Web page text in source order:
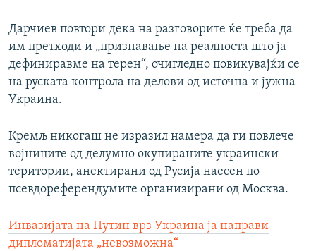
Дарчиев повтори дека на разговорите ќе треба да
им претходи и „признавање на реалноста што ја
дефиниравме на терен“, очигледно повикувајќи се
на руската контрола на делови од источна и јужна
Украина.
Кремљ никогаш не изразил намера да ги повлече
војниците од делумно окупираните украински
територии, анектирани од Русија наесен по
псевдореферендумите организирани од Москва.
Инвазијата на Путин врз Украина ја направи
дипломатијата „невозможна“